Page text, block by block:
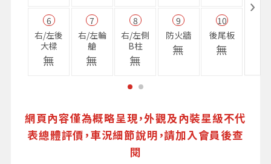
6
右/左後
大樑
無
7
右/左輪
艙
無
8
右/左側
B柱
無
9
防火牆
無
10
後尾板
無
網頁內容僅為概略呈現，外觀及內裝星級不代
表總體評價，車況細節說明，請加入會員後查
閱